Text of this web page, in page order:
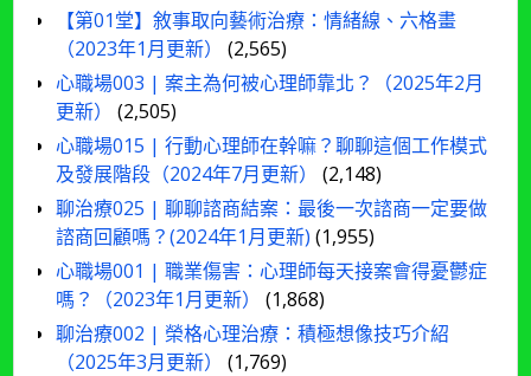
【第01堂】敘事取向藝術治療：情緒線、六格畫
（2023年1月更新）
(2,565)
心職場003 | 案主為何被心理師靠北？（2025年2月
更新）
(2,505)
心職場015 | 行動心理師在幹嘛？聊聊這個工作模式
及發展階段（2024年7月更新）
(2,148)
聊治療025 | 聊聊諮商結案：最後一次諮商一定要做
諮商回顧嗎？(2024年1月更新) (1,955)
心職場001 | 職業傷害：心理師每天接案會得憂鬱症
嗎？（2023年1月更新）
(1,868)
聊治療002 | 榮格心理治療：積極想像技巧介紹
（2025年3月更新）
(1,769)